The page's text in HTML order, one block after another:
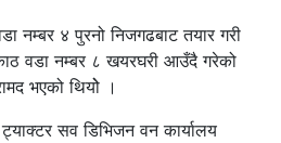
नम्बर ४ पुरनो निजगढबाट तयार गरी
वडा नम्बर ८ खयरघरी आउँदै गरेको
भएको थियोे ।
ट्याक्टर सव डिभिजन वन कार्यालय